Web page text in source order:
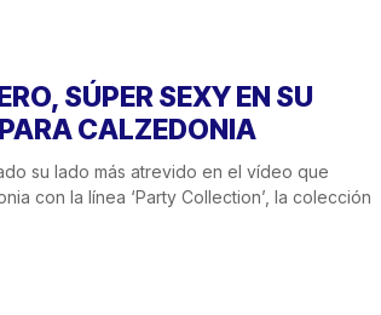
SÚPER SEXY EN SU
CALZEDONIA
su lado más atrevido en el vídeo que
con la línea ‘Party Collection’, la colección